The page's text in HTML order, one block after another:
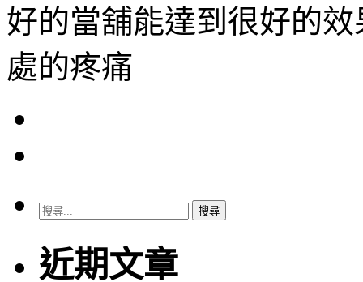
好的當舖能達到很好的效
處的疼痛
搜
關
鍵
近期文章